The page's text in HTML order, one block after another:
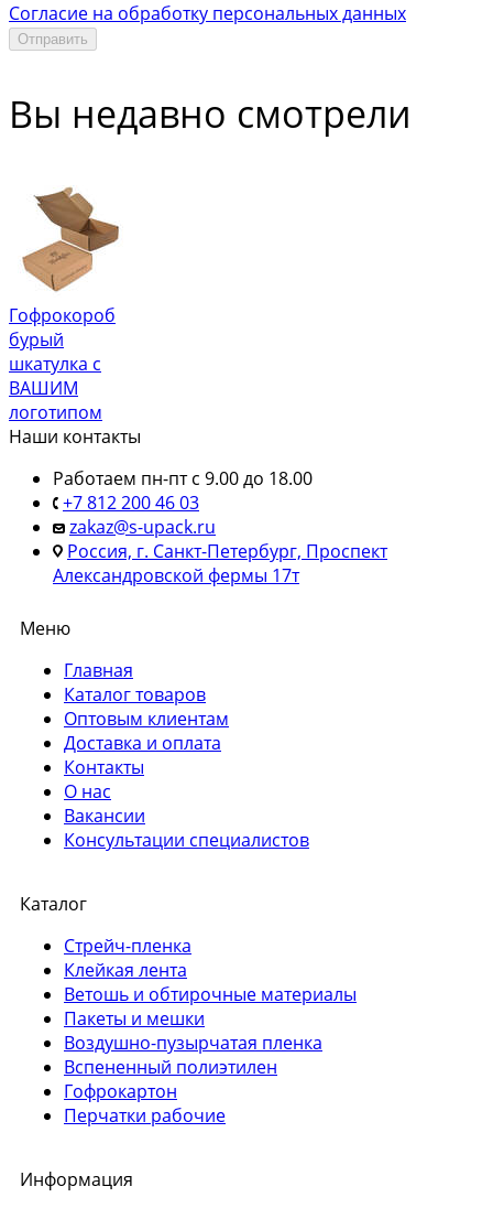
Согласие на обработку персональных данных
Отправить
Вы недавно смотрели
Гофрокороб
бурый
шкатулка с
ВАШИМ
логотипом
Наши контакты
Работаем пн-пт с 9.00 до 18.00
+7 812 200 46 03
zakaz@s-upack.ru
Россия, г. Санкт-Петербург, Проспект
Александровской фермы 17т
Меню
Главная
Каталог товаров
Оптовым клиентам
Доставка и оплата
Контакты
О нас
Вакансии
Консультации специалистов
Каталог
Стрейч-пленка
Клейкая лента
Ветошь и обтирочные материалы
Пакеты и мешки
Воздушно-пузырчатая пленка
Вспененный полиэтилен
Гофрокартон
Перчатки рабочие
Информация